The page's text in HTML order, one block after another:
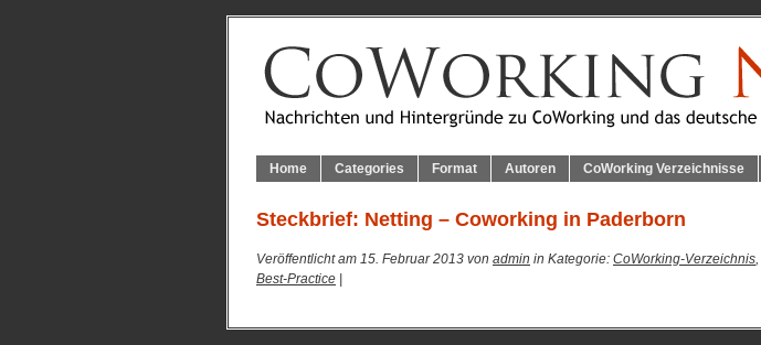
Home Categories Format Autoren CoWorking Verzeichnisse
Steckbrief: Netting – Coworking in Paderborn
Veröffentlicht am 15. Februar 2013 von admin in Kategorie: CoWorking-Verzeichnis,
Best-Practice